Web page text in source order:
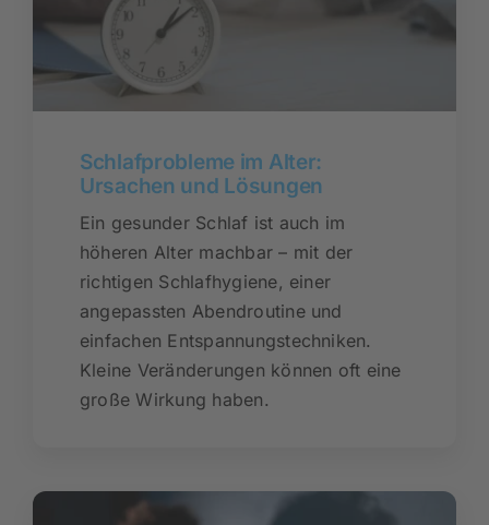
Schlafprobleme im Alter:
Ursachen und Lösungen
Ein gesunder Schlaf ist auch im
höheren Alter machbar – mit der
richtigen Schlafhygiene, einer
angepassten Abendroutine und
einfachen Entspannungstechniken.
Kleine Veränderungen können oft eine
große Wirkung haben.